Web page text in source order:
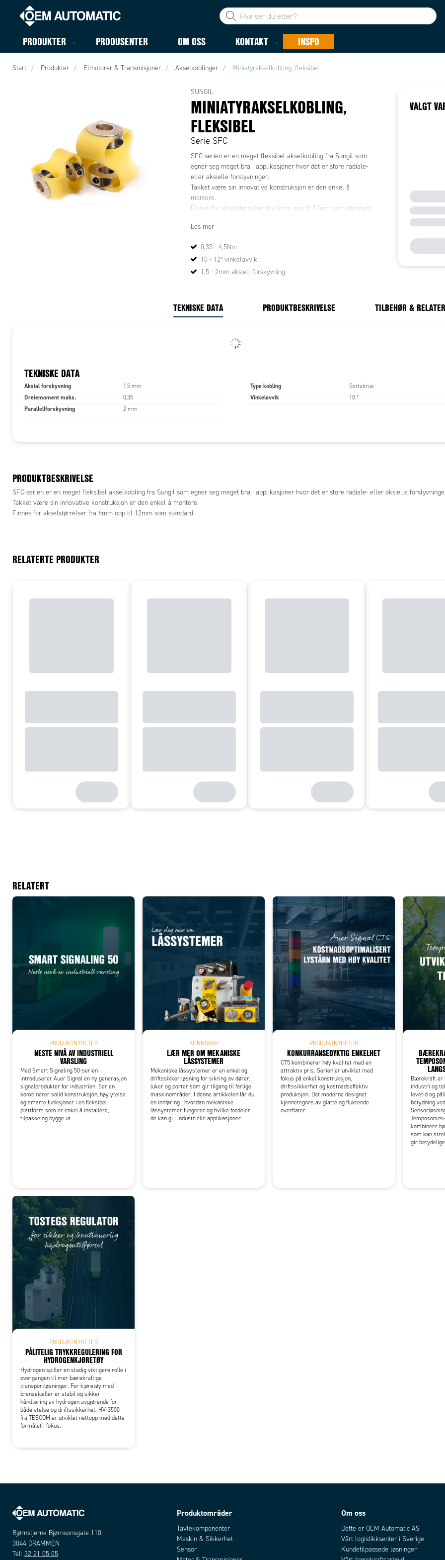
PRODUKTER PRODUSENTER OM OSS KONTAKT INSPO
Start Produkter Elmotorer & Transmisjoner Akselkoblinger Miniatyrakselkobling, fleksibel
SUNGIL
MINIATYRAKSELKOBLING,
FLEKSIBEL
Serie SFC
SFC-serien er en meget fleksibel akselkobling fra Sungil som
egner seg meget bra i applikasjoner hvor det er store radiale-
eller aksielle forslyvninger.
Takket være sin innovative konstruksjon er den enkel å
montere.
Finnes for akselstørrelser fra 6mm opp til 12mm som standard.
Les mer
0,35 - 4,5Nm
10 - 12° vinkelavvik
1,5 - 2mm aksiell forskyvning
VALGT
TEKNISKE DATA PRODUKTBESKRIVELSE TILBEHØR &
TEKNISKE DATA
Aksial forskyvning 1,5 mm
Dreiemoment maks. 0,35
Parallellforskyvning 2 mm
Type kobling Settskrue
Vinkelavvik 10 °
PRODUKTBESKRIVELSE
SFC-serien er en meget fleksibel akselkobling fra Sungil som egner seg meget bra i applikasjoner hvor det er store radiale- eller aksielle
Takket være sin innovative konstruksjon er den enkel å montere.
Finnes for akselstørrelser fra 6mm opp til 12mm som standard.
RELATERTE PRODUKTER
Add to existing cart row Add as new cart row
RELATERT
PRODUKTNYHETER
NESTE NIVÅ AV INDUSTRIELL
VARSLING
Med Smart Signaling 50-serien
introduserer Auer Signal en ny generasjon
signalprodukter for industrien. Serien
kombinerer solid konstruksjon, høy ytelse
og smarte funksjoner i en fleksibel
plattform som er enkel å installere,
tilpasse og bygge ut.
KUNNSKAP
LÆR MER OM MEKANISKE
LÅSSYSTEMER
Mekaniske låssystemer er en enkel og
driftssikker løsning for sikring av dører,
luker og porter som gir tilgang til farlige
maskinområder. I denne artikkelen får du
en innføring i hvordan mekaniske
låssystemer fungerer og hvilke fordeler
de kan gi i industrielle applikasjoner.
PRODUKTNYHETER
KONKURRANSEDYKTIG ENKELHET
CT5 kombinerer høy kvalitet med en
attraktiv pris. Serien er utviklet med
fokus på enkel konstruksjon,
driftssikkerhet og kostnadseffektiv
produksjon. Det moderne designet
kjennetegnes av glatte og fluktende
overflater.
Bærekraft er
industri og
levetid og
betydning
kombinere
som kan
gir
PRODUKTNYHETER
PÅLITELIG TRYKKREGULERING FOR
HYDROGENKJØRETØY
Hydrogen spiller en stadig viktigere rolle i
overgangen til mer bærekraftige
transportløsninger. For kjøretøy med
brenselceller er stabil og sikker
håndtering av hydrogen avgjørende for
både ytelse og driftssikkerhet. HV-3500
fra TESCOM er utviklet nettopp med dette
formålet i fokus.
Bjørnstjerne Bjørnsonsgate 110
3044 DRAMMEN
Tel: 32 21 05 05
Produktområder
Tavlekomponenter
Maskin & Sikkerhet
Sensor
Om oss
Dette er OEM Automatic AS
Vårt logistikksenter i Sverige
Kundetilpassede løsninger